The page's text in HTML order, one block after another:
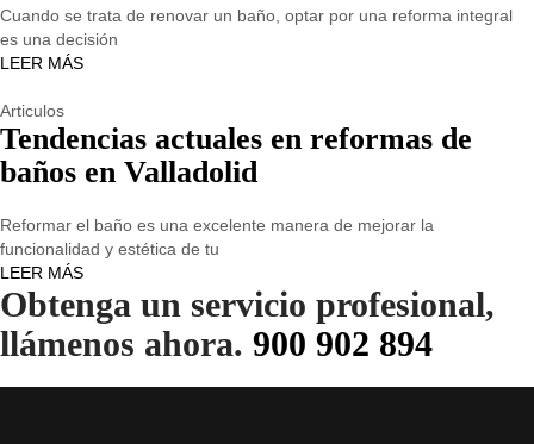
Cuando se trata de renovar un baño, optar por una reforma integral
es una decisión
LEER MÁS
Articulos
Tendencias actuales en reformas de
baños en Valladolid
Reformar el baño es una excelente manera de mejorar la
funcionalidad y estética de tu
LEER MÁS
Obtenga un servicio profesional,
llámenos ahora. 900 902 894